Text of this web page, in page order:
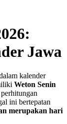
Jawa
kalender
Weton Senin
ini bertepatan
merupakan hari